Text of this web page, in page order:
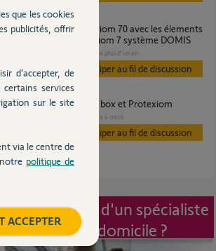
Compatibilité Protexiom 70 avec les élements
d'une alarme protexiom 7 système DOMIS
il y a plus d'un an
Participer au fil de discussion
Paramétrage Somfy box et Protexiom
il y a 4 mois
Participer au fil de discussion
Intervention d'un spécialiste
à mon domicile ?
que les cookies
publicités, offrir
d’accepter, de
services
sur le site
via le centre de
politique de
ACCEPTER